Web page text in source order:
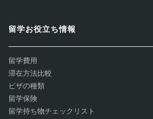
留学お役立ち情報
留学費用
滞在方法比較
ビザの種類
留学保険
留学持ち物チェックリスト